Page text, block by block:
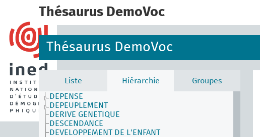
Thésaurus DemoVoc
Thésaurus DemoVoc
Liste Hiérarchie Groupes
DECLARATION DE L'AGE
DECLARATION DE NAISSANCE
DECOHABITATION
DELAI DE CONCEPTION
DEMANDE DE CONSOMMATION
DEMOGRAPHE
DEMOGRAPHIE MEDICALE
DENOMBREMENT
DEPENSE
DEPEUPLEMENT
DERIVE GENETIQUE
DESCENDANCE
DEVELOPPEMENT DE L'ENFANT